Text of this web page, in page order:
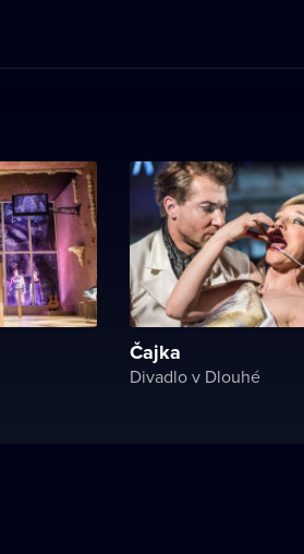
Čajka
Divadlo v Dlouhé